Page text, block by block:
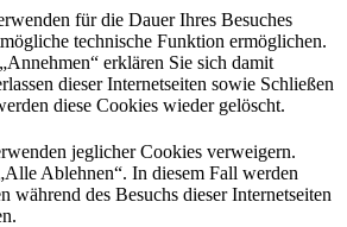
für die Dauer Ihres Besuches
technische Funktion ermöglichen.
erklären Sie sich damit
dieser Internetseiten sowie Schließen
diese Cookies wieder gelöscht.
jeglicher Cookies verweigern.
Ablehnen“. In diesem Fall werden
während des Besuchs dieser Internetseiten